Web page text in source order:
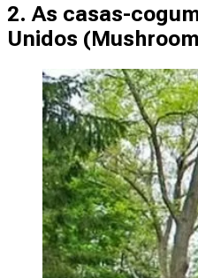
2. As casas-
Unidos (